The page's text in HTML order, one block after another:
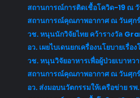
สถานการณ์การติดเชื้อโควิด-19 ณ
สถานการณ์คุณภาพอากาศ ณ วันศุก
วช. หนุนนักวิจัยไทย คว้ารางวัล
อว. เผยไบเดนยกเครื่องนโยบายเรื่อ
วช. หนุนวิจัยอาหารเพื่อผู้ป่วยเบาห
สถานการณ์คุณภาพอากาศ ณ วันศุก
อว. ส่งมอบนวัตกรรมให้เครือข่าย ร